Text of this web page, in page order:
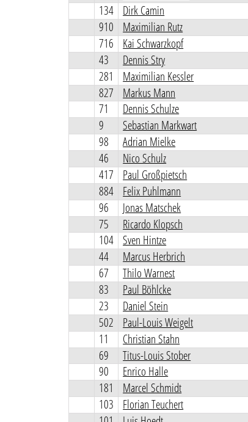
134
Dirk Camin
910
Maximilian Rutz
716
Kai Schwarzkopf
43
Dennis Stry
281
Maximilian Kessler
827
Markus Mann
71
Dennis Schulze
9
Sebastian Markwart
98
Adrian Mielke
46
Nico Schulz
417
Paul Großpietsch
884
Felix Puhlmann
96
Jonas Matschek
75
Ricardo Klopsch
104 Sven Hintze
44
Marcus Herbrich
67
Thilo Warnest
83
Paul Böhlcke
23
Daniel Stein
502
Paul-Louis Weigelt
11
Christian Stahn
69
Titus-Louis Stober
90
Enrico Halle
181
Marcel Schmidt
103
Florian Teuchert